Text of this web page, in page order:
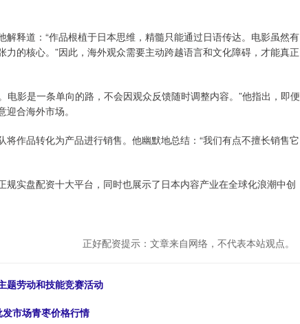
释道：“作品根植于日本思维，精髓只能通过日语传达。电影虽然有
的核心。”因此，海外观众需要主动跨越语言和文化障碍，才能真正
电影是一条单向的路，不会因观众反馈随时调整内容。”他指出，即便
合海外市场。
作品转化为产品进行销售。他幽默地总结：“我们有点不擅长销售它
实盘配资十大平台，同时也展示了日本内容产业在全球化浪潮中创
正好配资提示：文章来自网络，不代表本站观点。
题劳动和技能竞赛活动
市场青枣价格行情